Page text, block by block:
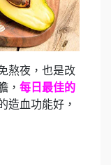
熬夜，也是改
， 每日最佳的
造血功能好，